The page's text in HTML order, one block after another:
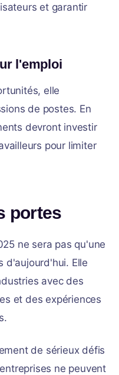
et garantir
l'emploi
elle
de postes. En
devront investir
pour limiter
portes
ne sera pas qu'une
d'aujourd'hui. Elle
avec des
et des expériences
de sérieux défis
ne peuvent